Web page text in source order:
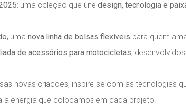
: uma coleção que une design, tecnologia e
, uma nova linha de bolsas flexíveis para quem
de acessórios para motocicletas,
novas criações, inspire-se com as tecnologias
energia que colocamos em cada projeto.